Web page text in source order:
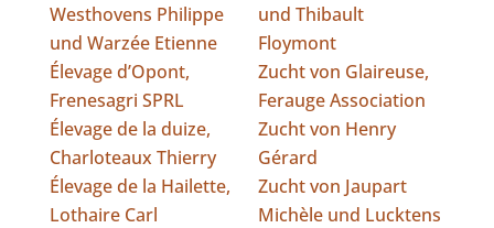
Westhovens Philippe
und Warzée Etienne
Élevage d’Opont,
Frenesagri SPRL
Élevage de la duize,
Charloteaux Thierry
Élevage de la Hailette,
Lothaire Carl
und Thibault
Floymont
Zucht von Glaireuse,
Ferauge Association
Zucht von Henry
Gérard
Zucht von Jaupart
Michèle und Lucktens